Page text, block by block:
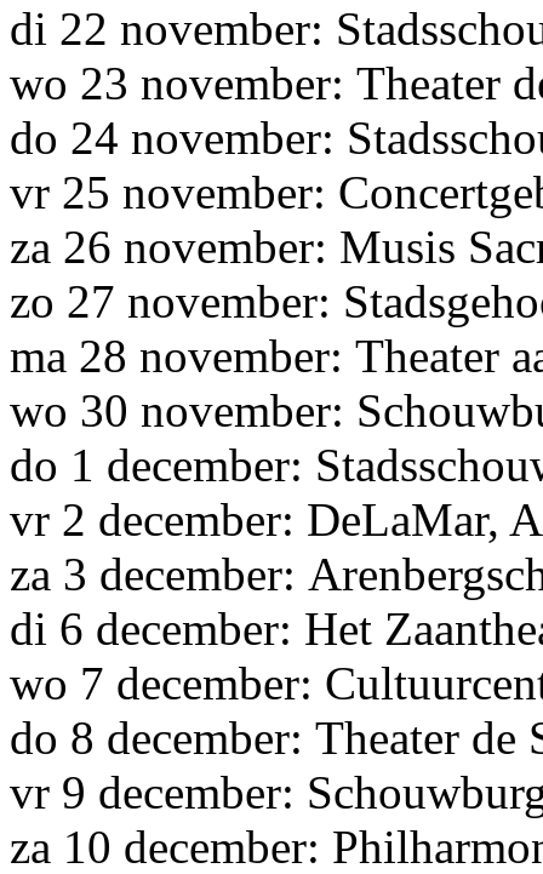
di 22 november:
wo 23 november: Theater
do 24 november:
vr 25 november:
za 26 november: Musis
zo 27 november:
ma 28 november: Theater
wo 30 november:
do 1 december:
vr 2 december: DeLaMar,
za 3 december:
di 6 december: Het
wo 7 december:
do 8 december: Theater de
vr 9 december:
za 10 december: